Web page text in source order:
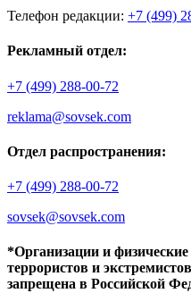
Телефон редакции: +7 (499)
Рекламный отдел:
+7 (499) 288-00-72
reklama@sovsek.com
Отдел распространения:
+7 (499) 288-00-72
sovsek@sovsek.com
*Организации и
террористов и
запрещена в Российской